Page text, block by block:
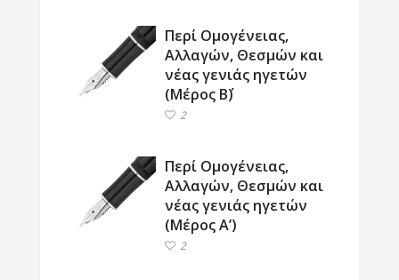
Περί Ομογένειας,
Αλλαγών, Θεσμών και
νέας γενιάς ηγετών
(Μέρος Β΄)
2
Περί Ομογένειας,
Αλλαγών, Θεσμών και
νέας γενιάς ηγετών
(Μέρος Α’)
2